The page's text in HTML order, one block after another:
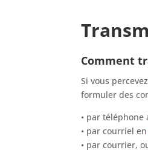
Comment
Si vous
formuler des
• par
• par courriel
• par courrier,